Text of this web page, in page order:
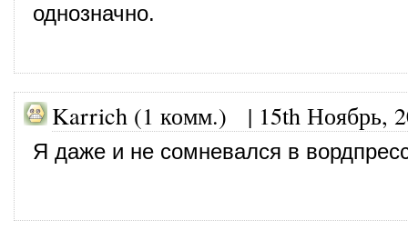
однозначно.
Karrich (1 комм.) | 15th Ноябрь,
Я даже и не сомневался в